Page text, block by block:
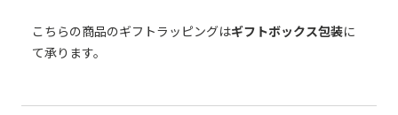
こちらの商品のギフトラッピングはギフトボックス包装に
て承ります。